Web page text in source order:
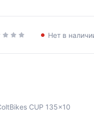
Нет в
CUP 135x10